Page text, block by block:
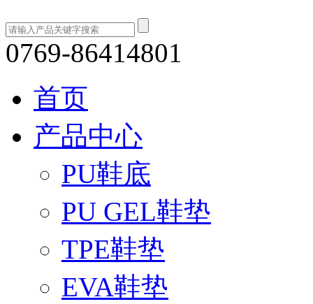
0769-86414801
首页
产品中心
PU鞋底
PU GEL鞋垫
TPE鞋垫
EVA鞋垫